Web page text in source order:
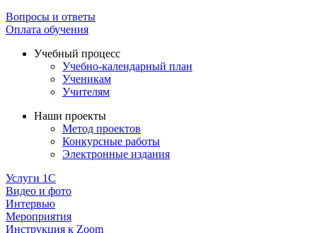
Вопросы и ответы
Оплата обучения
Учебный процесс
Учебно-календарный план
Ученикам
Учителям
Наши проекты
Метод проектов
Конкурсные работы
Электронные издания
Услуги 1C
Видео и фото
Интервью
Мероприятия
Инструкция к Zoom